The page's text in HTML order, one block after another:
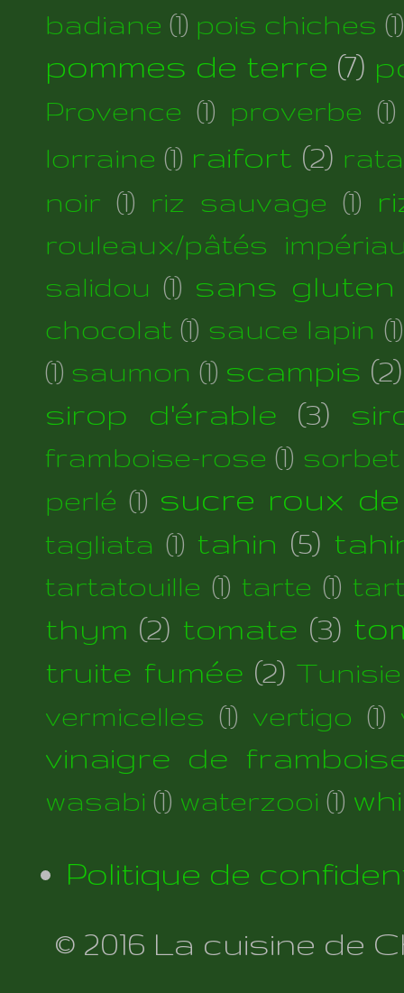
badiane (1) pois chiches (1)
pommes de terre (7)
Provence (1) proverbe (1)
lorraine (1) raifort (2)
noir (1) riz sauvage (1)
rouleaux/pâtés
salidou (1) sans gluten
chocolat (1) sauce lapin (1)
(1) saumon (1) scampis (2)
sirop d'érable
(3)
framboise-rose (1)
perlé (1) sucre roux
tagliata (1) tahin (5)
tartatouille (1) tarte (1)
thym (2) tomate (3)
truite fumée (2) Tunisie
vermicelles (1) vertigo (1)
vinaigre de
wasabi (1) waterzooi (1)
Politique de
© 2016 La cuisine de